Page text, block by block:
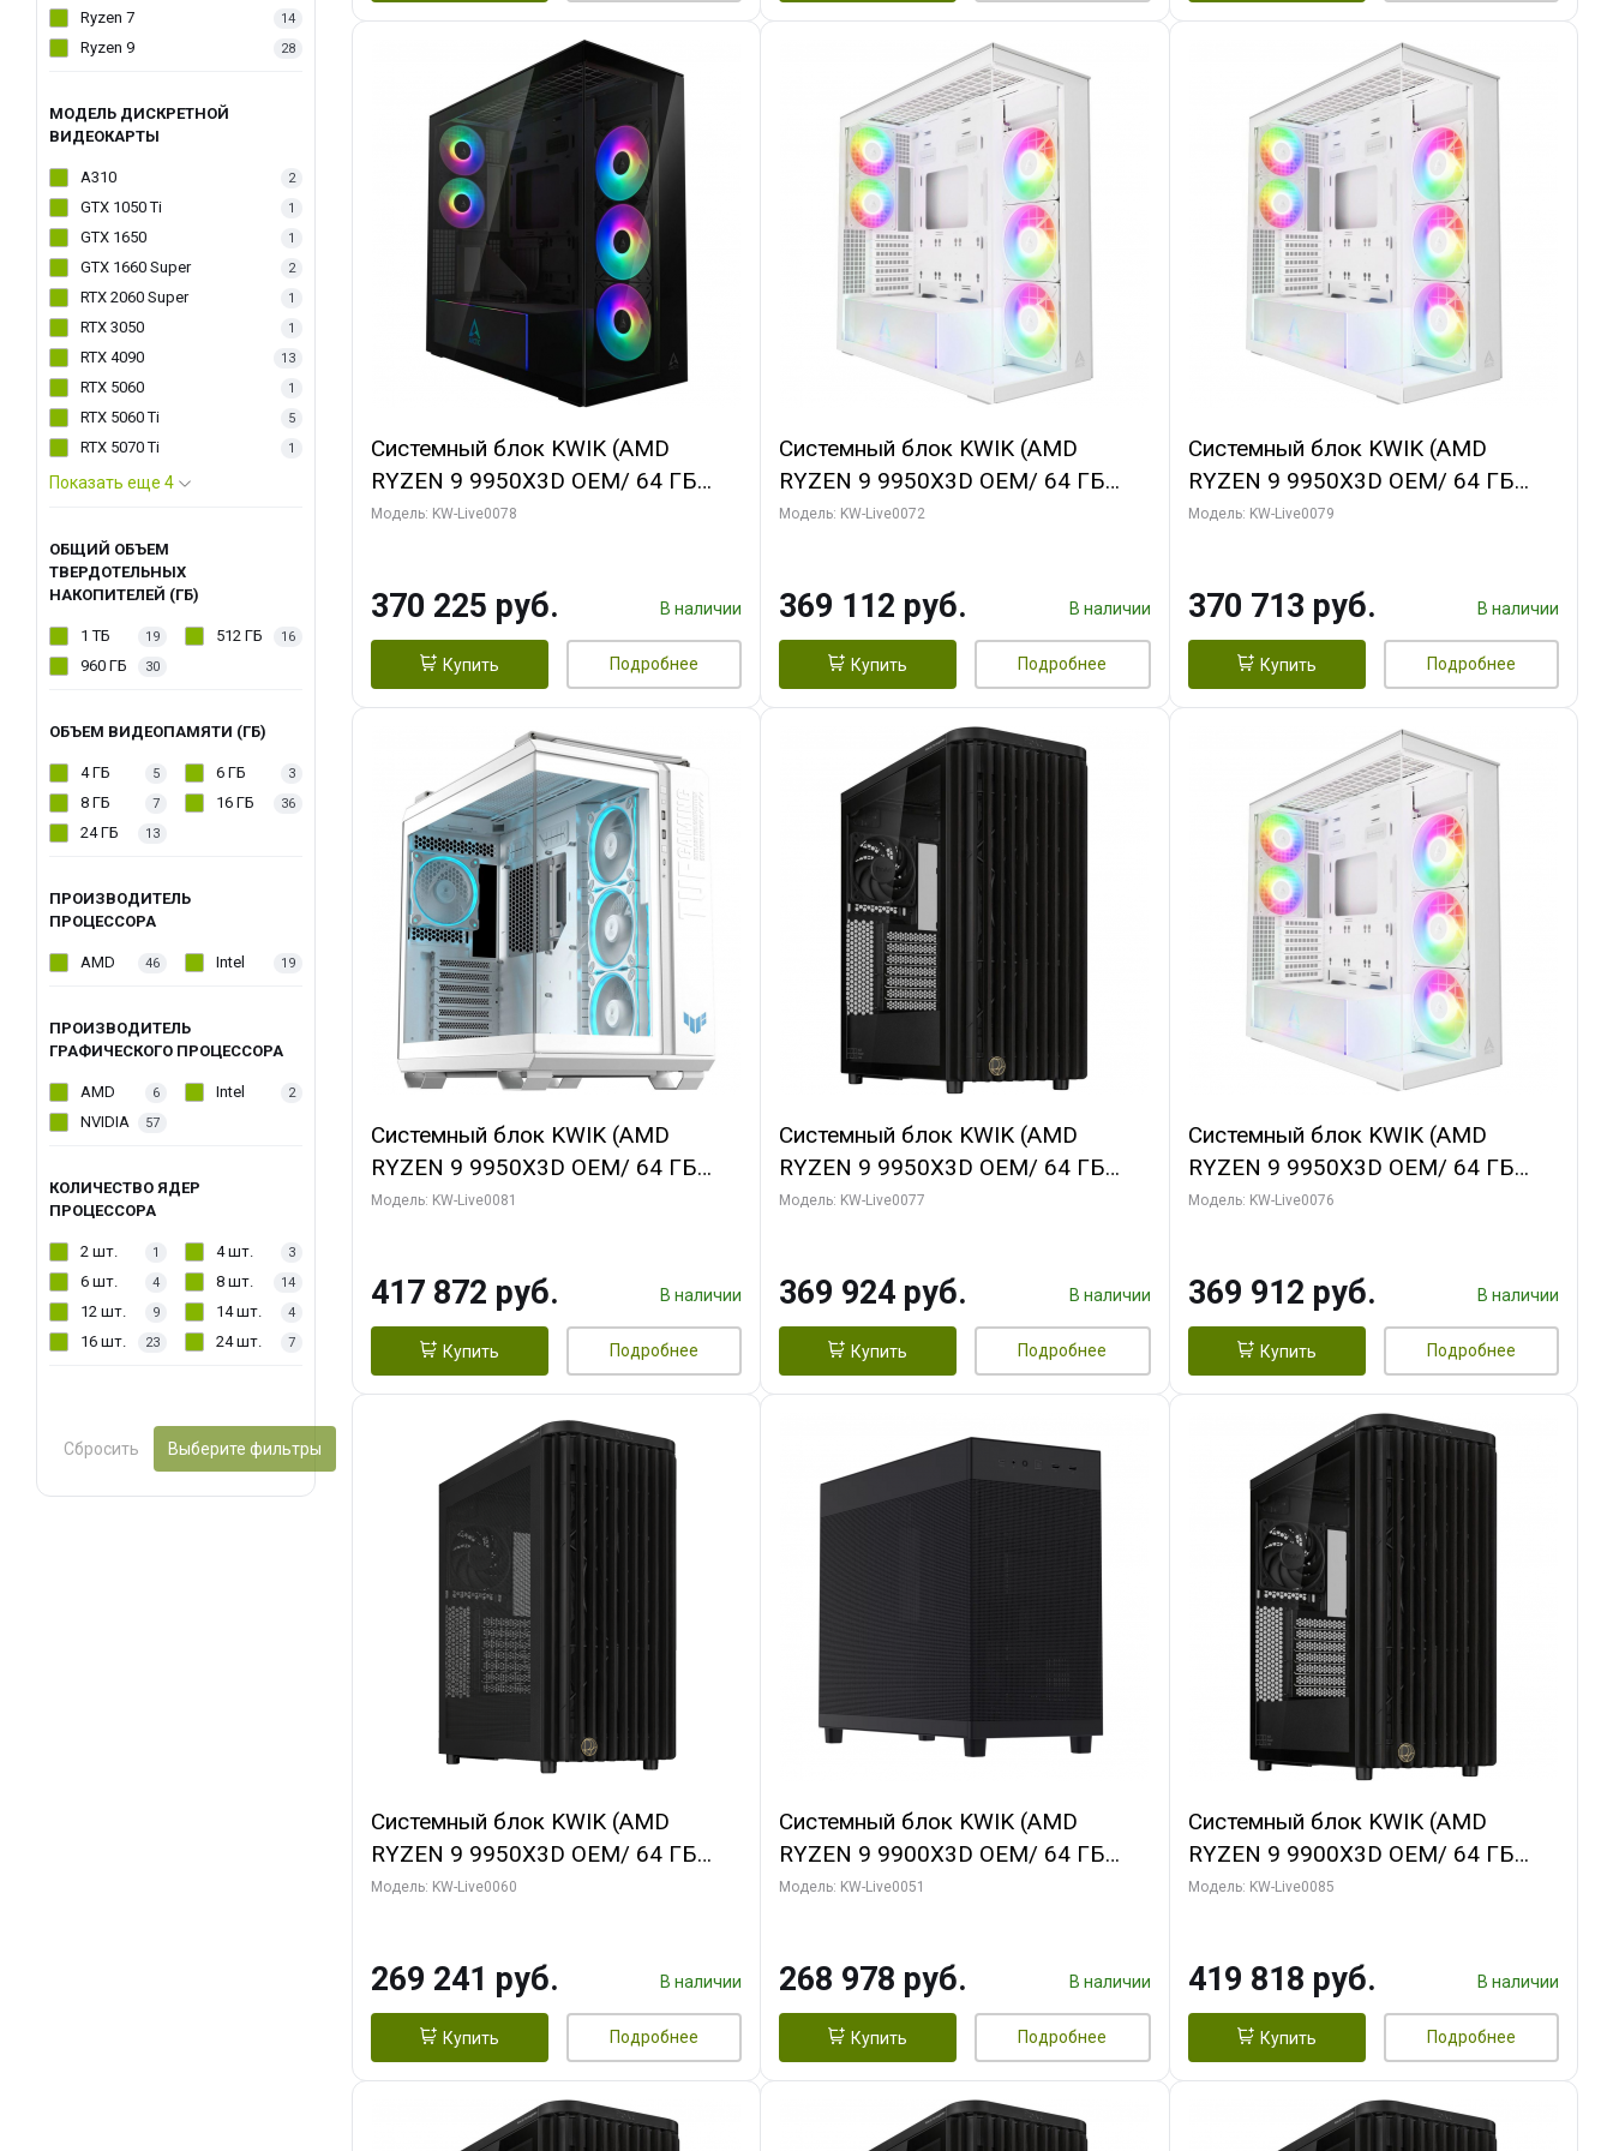
Ryzen 7 14
Ryzen 9 28
МОДЕЛЬ ДИСКРЕТНОЙ
ВИДЕОКАРТЫ
A310 2
GTX 1050 Ti 1
GTX 1650 1
GTX 1660 Super 2
RTX 2060 Super 1
RTX 3050 1
RTX 4090 13
RTX 5060 1
RTX 5060 Ti 5
RTX 5070 Ti 1
Показать еще 4
ОБЩИЙ ОБЪЕМ
ТВЕРДОТЕЛЬНЫХ
НАКОПИТЕЛЕЙ (ГБ)
1 ТБ 19 512 ГБ 16
960 ГБ 30
ОБЪЕМ ВИДЕОПАМЯТИ (ГБ)
4 ГБ 5 6 ГБ 3
8 ГБ 7 16 ГБ 36
24 ГБ 13
ПРОИЗВОДИТЕЛЬ
ПРОЦЕССОРА
AMD 46 Intel 19
ПРОИЗВОДИТЕЛЬ
ГРАФИЧЕСКОГО ПРОЦЕССОРА
AMD 6 Intel 2
NVIDIA 57
КОЛИЧЕСТВО ЯДЕР
ПРОЦЕССОРА
2 шт. 1 4 шт. 3
6 шт. 4 8 шт. 14
12 шт. 9 14 шт. 4
16 шт. 23 24 шт. 7
Сбросить Выберите фильтры
Системный блок KWIK (AMD
RYZEN 9 9950X3D OEM/ 64 ГБ
ОЗУ/ Palit RTX5080 GAMINGPRO
Модель: KW-Live0078
370 225 руб. В наличии
Купить Подробнее
Системный блок KWIK (AMD
RYZEN 9 9950X3D OEM/ 64 ГБ
ОЗУ/ MSI RTX5080 VENTUS 3X
Модель: KW-Live0072
369 112 руб. В наличии
Купить Подробнее
Системный блок KWIK (AMD
RYZEN 9 9950X3D OEM/ 64 ГБ
ОЗУ/ MSI RTX5080 SHADOW 3X OC
Модель: KW-Live0079
370 713 руб. В наличии
Купить Подробнее
Системный блок KWIK (AMD
RYZEN 9 9950X3D OEM/ 64 ГБ
ОЗУ/ Gigabyte RTX5080 XTREME
Модель: KW-Live0081
417 872 руб. В наличии
Купить Подробнее
Системный блок KWIK (AMD
RYZEN 9 9950X3D OEM/ 64 ГБ
ОЗУ/ Gigabyte RTX5080
Модель: KW-Live0077
369 924 руб. В наличии
Купить Подробнее
Системный блок KWIK (AMD
RYZEN 9 9950X3D OEM/ 64 ГБ
ОЗУ/ Gigabyte RTX5080
Модель: KW-Live0076
369 912 руб. В наличии
Купить Подробнее
Системный блок KWIK (AMD
RYZEN 9 9950X3D OEM/ 64 ГБ
ОЗУ/ Gigabyte RTX5060Ti GAMING
Модель: KW-Live0060
269 241 руб. В наличии
Купить Подробнее
Системный блок KWIK (AMD
RYZEN 9 9900X3D OEM/ 64 ГБ
ОЗУ/ Gigabyte RX9070 GAMING OC
Модель: KW-Live0051
268 978 руб. В наличии
Купить Подробнее
Системный блок KWIK (AMD
RYZEN 9 9900X3D OEM/ 64 ГБ
ОЗУ/ ASUS RTX5080 PROART OC
Модель: KW-Live0085
419 818 руб. В наличии
Купить Подробнее